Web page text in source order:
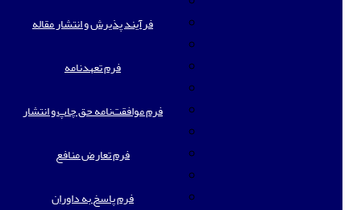
فرآیند پذیرش و انتشار مقاله
فرم تعهدنامه
فرم موافقت‌نامه حق چاپ و انتشار
فرم تعارض منافع
فرم پاسخ به داوران